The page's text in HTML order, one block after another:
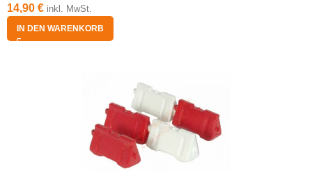
14,90 € inkl. MwSt.
IN DEN WARENKORB